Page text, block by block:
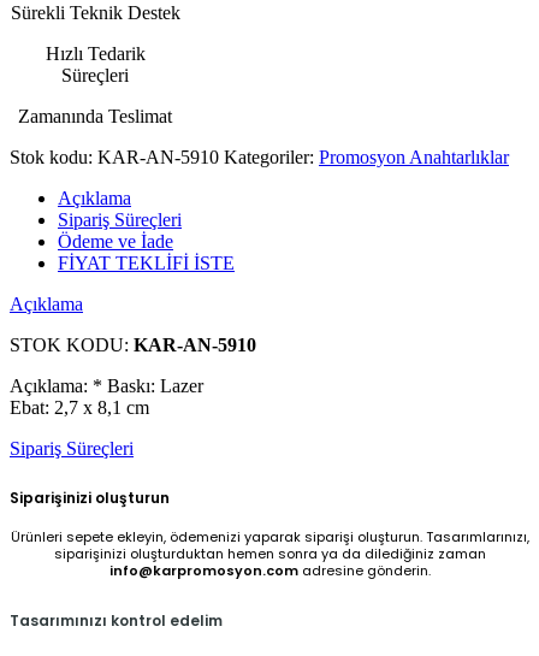
Sürekli Teknik Destek
Hızlı Tedarik
Süreçleri
Zamanında Teslimat
Stok kodu: KAR-AN-5910 Kategoriler: Promosyon Anahtarlıklar
Açıklama
Sipariş Süreçleri
Ödeme ve İade
FİYAT TEKLİFİ İSTE
Açıklama
STOK KODU: KAR-AN-5910
Açıklama: * Baskı: Lazer
Ebat: 2,7 x 8,1 cm
Sipariş Süreçleri
Siparişinizi oluşturun
Ürünleri sepete ekleyin, ödemenizi yaparak siparişi oluşturun. Tasarımlarınızı,
siparişinizi oluşturduktan hemen sonra ya da dilediğiniz zaman
info@karpromosyon.comadresine gönderin.
Tasarımınızı kontrol edelim